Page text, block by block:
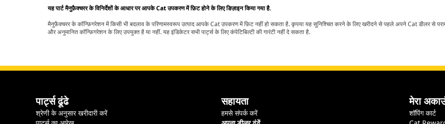
यह पार्ट मैनुफ़ैक्चरर के विनिर्देशों के आधार पर आपके Cat उपकरण में फ़िट होने के लिए डिज़ाइन किया गया है.
मैनुफ़ैक्चरर के कॉन्फ़िगरेशन में किसी भी बदलाव के परिणामस्वरूप उत्पाद आपके Cat उपकरण में फ़िट नहीं हो सकता है. कृपया यह सुनिश्चित करने के लिए खरीदने से पहले अपने Cat डीलर से
और अनुमानित कॉन्फ़िगरेशन के लिए उपयुक्त है या नहीं. यह इंडिकेटर सभी पार्ट्स के लिए कंपेटिबिल्टी की गारंटी नहीं दे सकता है.
पार्ट्स ढूंढे
श्रेणी के अनुसार खरीदारी करें
सहायता
हमसे संपर्क करें
मेरा
शॉपिंग कार्ट